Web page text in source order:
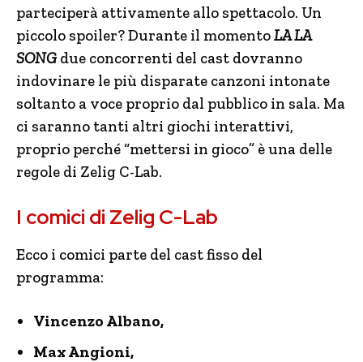
parteciperà attivamente allo spettacolo. Un
piccolo spoiler? Durante il momentoLA LA
SONGdue concorrenti del cast dovranno
indovinare le più disparate canzoni intonate
soltanto a voce proprio dal pubblico in sala. Ma
ci saranno tanti altri giochi interattivi,
proprio perché “mettersi in gioco” è una delle
regole di Zelig C-Lab.
I comici di Zelig C-Lab
Ecco i comici parte del cast fisso del
programma:
Vincenzo Albano,
Max Angioni,